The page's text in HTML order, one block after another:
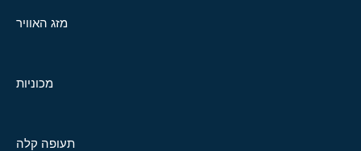
מזג האוויר
מכוניות
תעופה קלה